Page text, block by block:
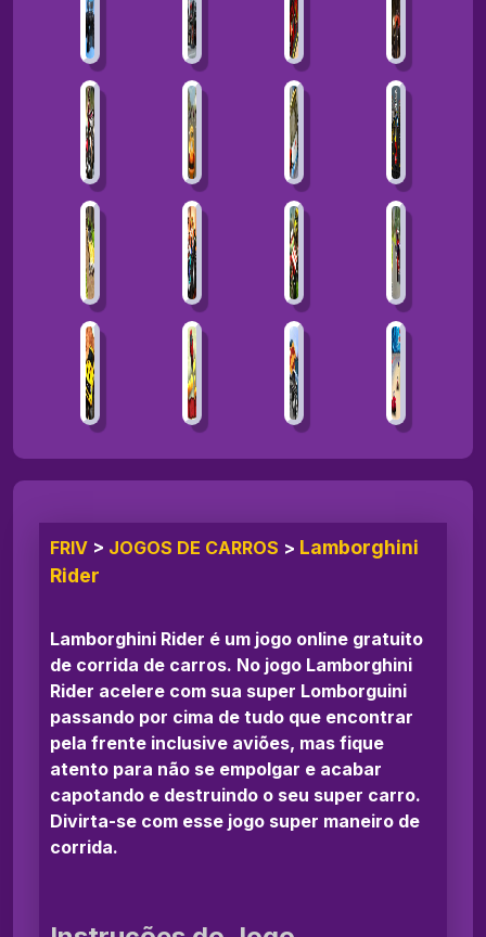
FRIV > JOGOS DE CARROS > Lamborghini
Rider
Lamborghini Rider é um jogo online gratuito
de corrida de carros. No jogo Lamborghini
Rider acelere com sua super Lomborguini
passando por cima de tudo que encontrar
pela frente inclusive aviões, mas fique
atento para não se empolgar e acabar
capotando e destruindo o seu super carro.
Divirta-se com esse jogo super maneiro de
corrida.